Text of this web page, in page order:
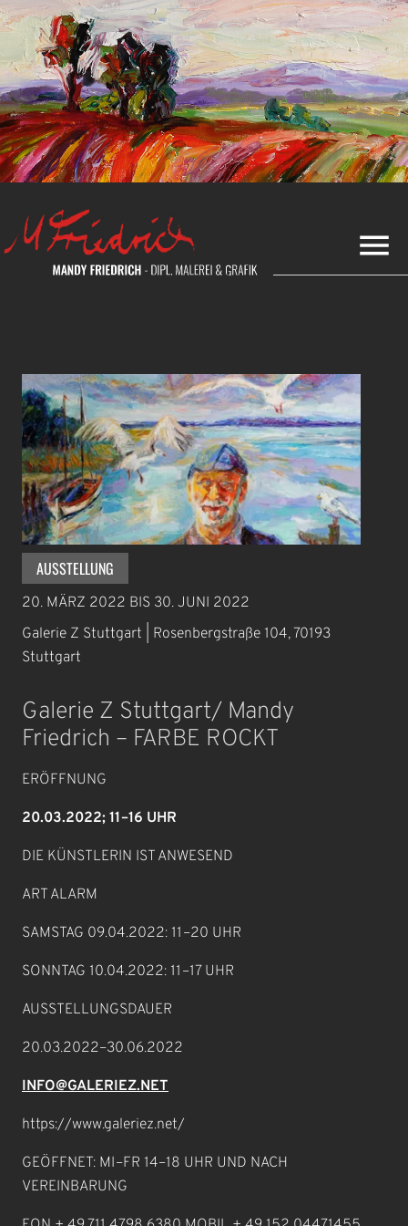
AUSSTELLUNG
20. MÄRZ 2022 BIS 30. JUNI 2022
Galerie Z Stuttgart | Rosenbergstraße 104, 70193
Stuttgart
Galerie Z Stuttgart/ Mandy
Friedrich – FARBE ROCKT
ERÖFFNUNG
20.03.2022; 11–16 UHR
DIE KÜNSTLERIN IST ANWESEND
ART ALARM
SAMSTAG 09.04.2022: 11–20 UHR
SONNTAG 10.04.2022: 11–17 UHR
AUSSTELLUNGSDAUER
20.03.2022–30.06.2022
INFO@GALERIEZ.NET
https://www.galeriez.net/
GEÖFFNET: MI–FR 14–18 UHR UND NACH
VEREINBARUNG